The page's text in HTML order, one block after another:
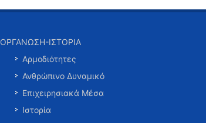
ΟΡΓΑΝΩΣΗ-ΙΣΤΟΡΙΑ
Αρμοδιότητες
Ανθρώπινο Δυναμικό
Επιχειρησιακά Μέσα
Ιστορία